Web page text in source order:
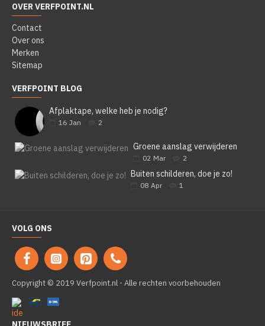
OVER VERFPOINT.NL
Contact
Over ons
Merken
Sitemap
VERFPOINT BLOG
Afplaktape, welke heb je nodig?
16 Jan 2
Groene aanslag verwijderen
02 Mar 2
Buiten schilderen, doe je zo!
08 Apr 1
VOLG ONS
Copyright © 2019 Verfpoint.nl - Alle rechten voorbehouden